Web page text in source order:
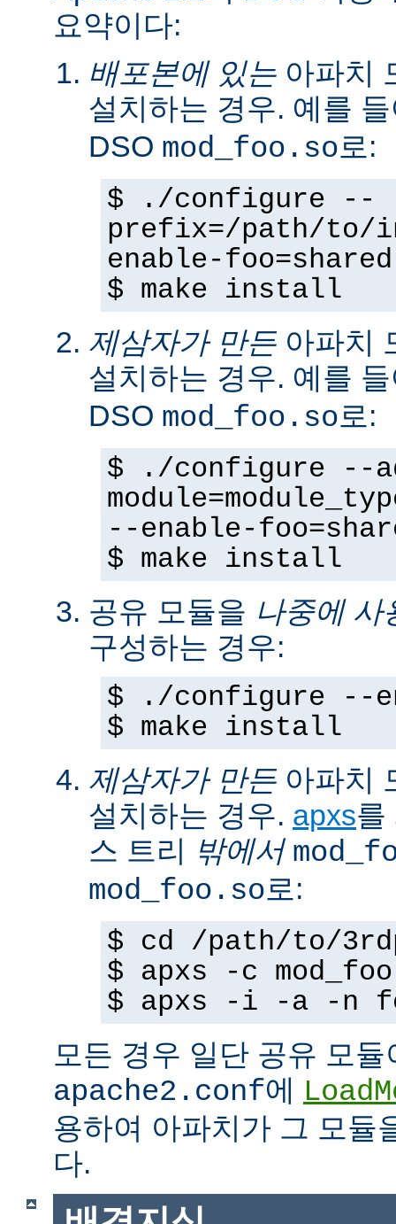
요약이다:
배포본에 있는 아파치
설치하는 경우. 예를
DSO mod_foo.so로:
$ ./configure --
prefix=/path/
enable-foo=shared
$ make install
제삼자가 만든아파치
설치하는 경우. 예를
DSO mod_foo.so로:
$ ./configure --
--enable-
$ make install
공유 모듈을 나중에 사
구성하는 경우:
$ ./configure --
$ make install
제삼자가 만든아파치
설치하는 경우. apxs를
스 트리 밖에서
mod_foo.so로:
$ cd /path/to/
$ apxs -c
$ apxs -i -a -n
모든 경우 일단 공유 모
apache2.conf에
용하여 아파치가 그 모듈
다.